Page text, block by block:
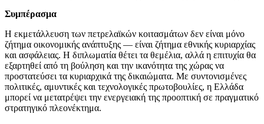
Συμπέρασμα
Η εκμετάλλευση των πετρελαϊκών κοιτασμάτων δεν είναι μόνο
ζήτημα οικονομικής ανάπτυξης — είναι ζήτημα εθνικής κυριαρχίας
και ασφάλειας. Η διπλωματία θέτει τα θεμέλια, αλλά η επιτυχία θα
εξαρτηθεί από τη βούληση και την ικανότητα της χώρας να
προστατεύσει τα κυριαρχικά της δικαιώματα. Με συντονισμένες
πολιτικές, αμυντικές και τεχνολογικές πρωτοβουλίες, η Ελλάδα
μπορεί να μετατρέψει την ενεργειακή της προοπτική σε πραγματικό
στρατηγικό πλεονέκτημα.